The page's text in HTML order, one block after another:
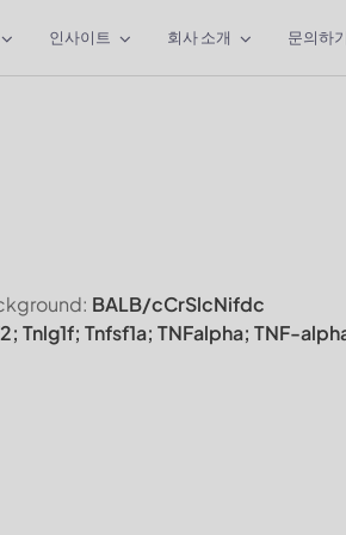
인사이트 회사 소개 문의하기
BALB/cCrSlcNifdc
Tnlg1f; Tnfsf1a; TNFalpha; TNF-